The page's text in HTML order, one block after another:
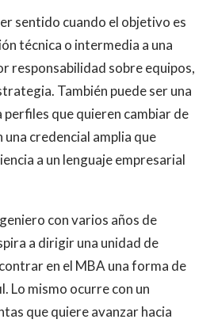
sentido cuando el objetivo es
técnica o intermedia a una
responsabilidad sobre equipos,
También puede ser una
perfiles que quieren cambiar de
credencial amplia que
a un lenguaje empresarial
con varios años de
a dirigir una unidad de
en el MBA una forma de
Lo mismo ocurre con un
que quiere avanzar hacia